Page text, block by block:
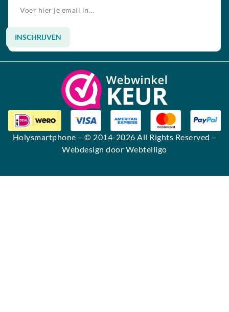
INSCHRIJVEN
Alternative:
Holysmartphone – © 2014-2026 All Rights Reserved –
Webdesign door Webtelligo